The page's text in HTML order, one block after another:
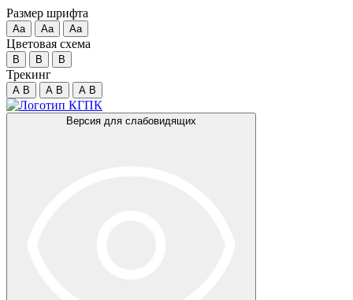
Размер шрифта
Аа Аа Аа
Цветовая схема
B B B
Трекинг
A B A B A B
Версия для слабовидящих